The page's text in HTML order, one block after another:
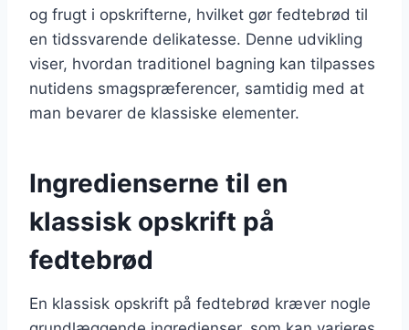
og frugt i opskrifterne, hvilket gør fedtebrød til
en tidssvarende delikatesse. Denne udvikling
viser, hvordan traditionel bagning kan tilpasses
nutidens smagspræferencer, samtidig med at
man bevarer de klassiske elementer.
Ingredienserne til en
klassisk opskrift på
fedtebrød
En klassisk opskrift på fedtebrød kræver nogle